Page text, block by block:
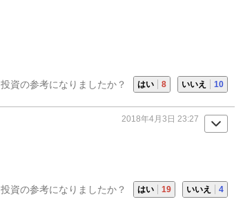
投資の参考になりましたか？ はい 8 いいえ 10
2018年4月3日 23:27
投資の参考になりましたか？ はい 19 いいえ 4